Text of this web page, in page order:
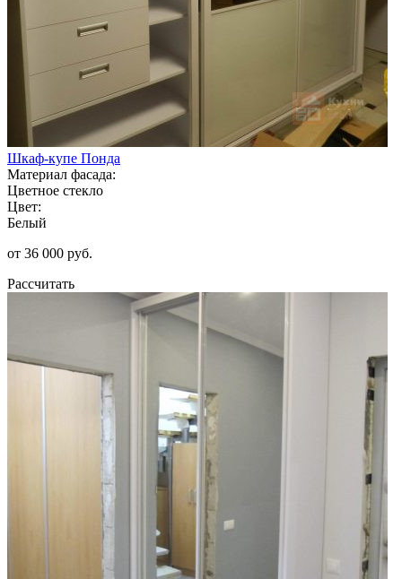
Шкаф-купе Понда
Материал фасада:
Цветное стекло
Цвет:
Белый
от 36 000 руб.
Рассчитать